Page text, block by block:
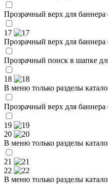
Прозрачный верх для баннера
17
Прозрачный верх для баннера
Прозрачный поиск в шапке
18
В меню только разделы
Прозрачный верх для баннера
19
20
В меню только разделы
21
22
В меню только разделы